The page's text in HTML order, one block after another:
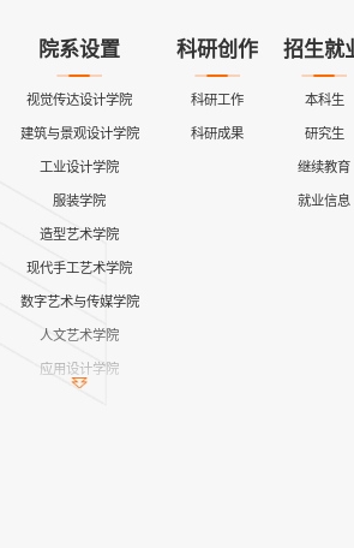
院系设置
视觉传达设计学院
建筑与景观设计学院
工业设计学院
服装学院
造型艺术学院
现代手工艺术学院
数字艺术与传媒学院
人文艺术学院
应用设计学院
科研创作
科研工作
科研成果
招生就
本科生
研究生
继续教育
就业信息